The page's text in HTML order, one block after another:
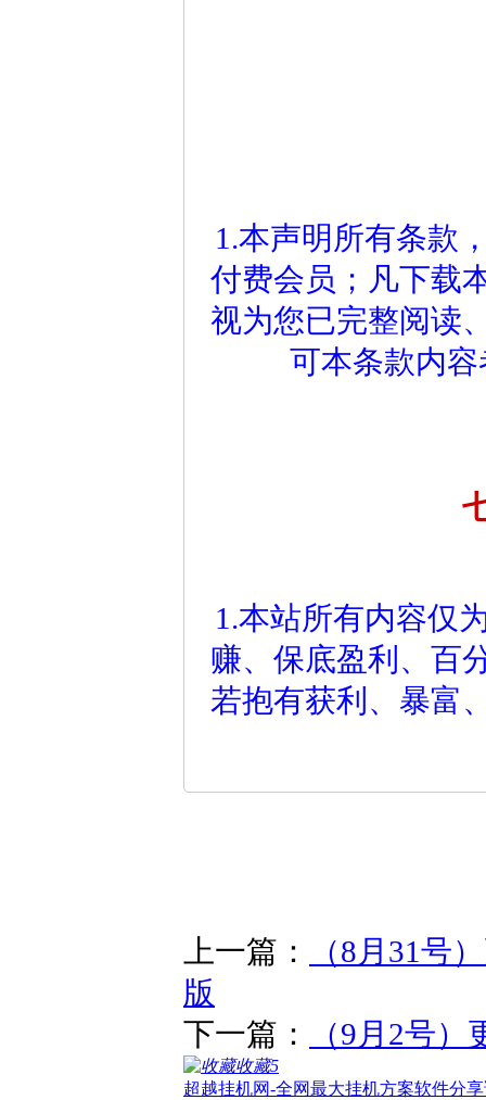
1.本声明所有条款
付费会员；凡下载
视为您已完整阅读
可本条款内
1.本站所有内容仅
赚、保底盈利、百
若抱有获利、暴富
上一篇：
（8月31号
版
下一篇：
（9月2号
收藏5
超越挂机网-全网最大挂机方案软件分